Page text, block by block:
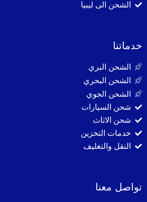
الشحن الى ليبيا
خدماتنا
الشحن البري
الشحن البحري
الشحن الجوي
شحن السيارات
شحن الاثاث
خدمات التخزين
النقل والتغليف
تواصل معنا